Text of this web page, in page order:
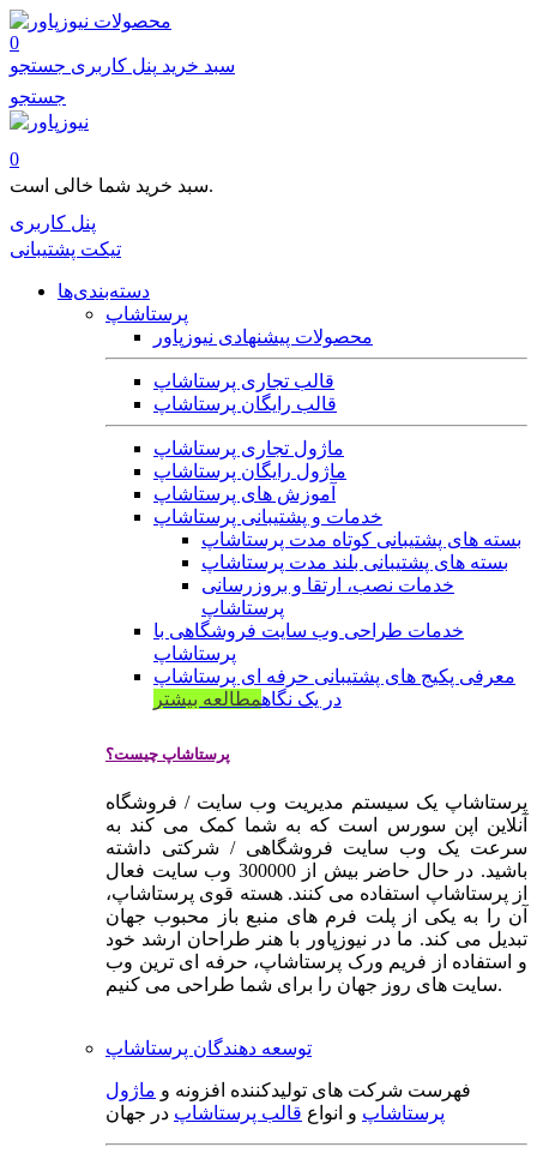
محصولات
0
سبد خرید پنل کاربری جستجو
جستجو
0
سبد خرید شما خالی است.
پنل کاربری
تیکت پشتیبانی
دسته‌بندی‌ها
پرستاشاپ
محصولات پیشنهادی نیوزپاور
قالب تجاری پرستاشاپ
قالب رایگان پرستاشاپ
ماژول تجاری پرستاشاپ
ماژول رایگان پرستاشاپ
آموزش های پرستاشاپ
خدمات و پشتیبانی پرستاشاپ
بسته های پشتیبانی کوتاه مدت پرستاشاپ
بسته های پشتیبانی بلند مدت پرستاشاپ
خدمات نصب، ارتقا و بروزرسانی
پرستاشاپ
خدمات طراحی وب سایت فروشگاهی با
پرستاشاپ
معرفی پکیج های پشتیبانی حرفه ای پرستاشاپ
در یک نگاهمطالعه بیشتر
پرستاشاپ چیست؟
پرستاشاپ یک سیستم مدیریت وب سایت / فروشگاه
آنلاین اپن سورس است که به شما کمک می کند به
سرعت یک وب سایت فروشگاهی / شرکتی داشته
باشید. در حال حاضر بیش از 300000 وب سایت فعال
از پرستاشاپ استفاده می کنند. هسته قوی پرستاشاپ،
آن را به یکی از پلت فرم های منبع باز محبوب جهان
تبدیل می کند. ما در نیوزپاور با هنر طراحان ارشد خود
و استفاده از فریم ورک پرستاشاپ، حرفه ای ترین وب
سایت های روز جهان را برای شما طراحی می کنیم.
توسعه دهندگان پرستاشاپ
فهرست شرکت های تولیدکننده افزونه و ماژول
پرستاشاپ و انواع قالب پرستاشاپ در جهان